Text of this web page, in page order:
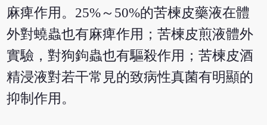
麻痺作用。25%～50%的苦楝皮藥液在體
外對蟯蟲也有麻痺作用；苦楝皮煎液體外
實驗，對狗鉤蟲也有驅殺作用；苦楝皮酒
精浸液對若干常見的致病性真菌有明顯的
抑制作用。